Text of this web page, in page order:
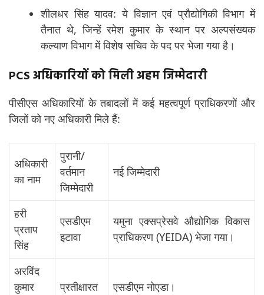
शीलधर सिंह यादव: ये विज्ञान एवं प्रौद्योगिकी विभाग में
तैनात थे, जिन्हें रमेश कुमार के स्थान पर अल्पसंख्यक
कल्याण विभाग में विशेष सचिव के पद पर भेजा गया है।
PCS अधिकारियों को मिली अहम जिम्मेदारी
पीसीएस अधिकारियों के तबादलों में कई महत्वपूर्ण प्राधिकरणों और
जिलों को नए अधिकारी मिले हैं:
अधिकारी
का नाम
पुरानी/
वर्तमान
जिम्मेदारी
नई जिम्मेदारी
हरी
प्रताप
सिंह
एसडीएम
इटावा
यमुना एक्सप्रेसवे औद्योगिक विकास
प्राधिकरण (YEIDA) भेजा गया।
अरविंद
कुमार
प्रतीक्षारत एसडीएम नोएडा।